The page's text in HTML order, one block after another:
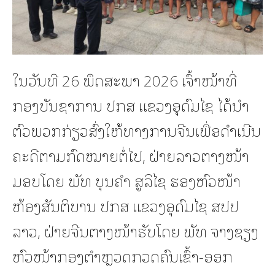
ໃນວັນທີ 26 ພຶດສະພາ 2026 ເຈົ້າໜ້າທີ່
ກອງບັນຊາການ ປກສ ແຂວງອຸດົມໄຊ ໄດ້ນຳ
ຕົວພວກກ່ຽວສົ່ງໃຫ້ທາງການຈີນເພື່ອດຳເນີນ
ຄະດີຕາມກົດໝາຍຕໍ່ໄປ, ຝ່າຍລາວຕາງໜ້າ
ມອບໂດຍ ພັທ ບຸນຄຳ ສູລິໄຊ ຮອງຫົວໜ້າ
ຫ້ອງສັນຕິບານ ປກສ ແຂວງອຸດົມໄຊ ສປປ
ລາວ, ຝ່າຍຈີນຕາງໜ້າຮັບໂດຍ ພັທ ຈາງຊຽງ
ຫົວໜ້າກອງຕຳຫຼວດກວດຄົນເຂົ້າ-ອອກ